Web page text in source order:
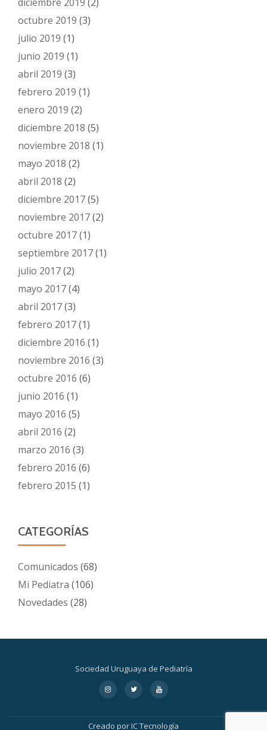
octubre 2019 (3)
julio 2019 (1)
junio 2019 (1)
abril 2019 (3)
febrero 2019 (1)
enero 2019 (2)
diciembre 2018 (5)
noviembre 2018 (1)
mayo 2018 (2)
abril 2018 (2)
diciembre 2017(5)
noviembre 2017(2)
octubre 2017(1)
septiembre 2017(1)
julio 2017(2)
mayo 2017(4)
abril 2017(3)
febrero 2017(1)
diciembre 2016 (1)
noviembre 2016 (3)
octubre 2016 (6)
junio 2016 (1)
mayo 2016 (5)
abril 2016 (2)
marzo 2016 (3)
febrero 2016 (6)
febrero 2015 (1)
CATEGORÍAS
Comunicados (68)
Mi Pediatra (106)
Novedades (28)
Sociedad Uruguaya de Pediatría
secundario
fa-
instagram
fa-
twitter
fa-
youtube
Creado porIC Tecnología